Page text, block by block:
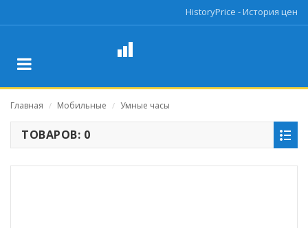
HistoryPrice - История цен
Главная / Мобильные / Умные часы
ТОВАРОВ: 0